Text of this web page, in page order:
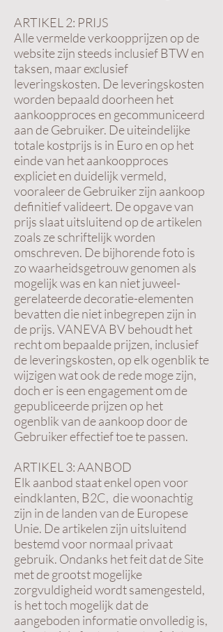
ARTIKEL 2: PRIJS
Alle vermelde verkoopprijzen op de
website zijn steeds inclusief BTW en
taksen, maar exclusief
leveringskosten. De leveringskosten
worden bepaald doorheen het
aankoopproces en gecommuniceerd
aan de Gebruiker. De uiteindelijke
totale kostprijs is in Euro en op het
einde van het aankoopproces
expliciet en duidelijk vermeld,
vooraleer de Gebruiker zijn aankoop
definitief valideert. De opgave van
prijs slaat uitsluitend op de artikelen
zoals ze schriftelijk worden
omschreven. De bijhorende foto is
zo waarheidsgetrouw genomen als
mogelijk was en kan niet juweel-
gerelateerde decoratie-elementen
bevatten die niet inbegrepen zijn in
de prijs. VANEVA BV behoudt het
recht om bepaalde prijzen, inclusief
de leveringskosten, op elk ogenblik te
wijzigen wat ook de rede moge zijn,
doch er is een engagement om de
gepubliceerde prijzen op het
ogenblik van de aankoop door de
Gebruiker effectief toe te passen.
ARTIKEL 3: AANBOD
Elk aanbod staat enkel open voor
eindklanten, B2C, die woonachtig
zijn in de landen van de Europese
Unie. De artikelen zijn uitsluitend
bestemd voor normaal privaat
gebruik. Ondanks het feit dat de Site
met de grootst mogelijke
zorgvuldigheid wordt samengesteld,
is het toch mogelijk dat de
aangeboden informatie onvolledig is,